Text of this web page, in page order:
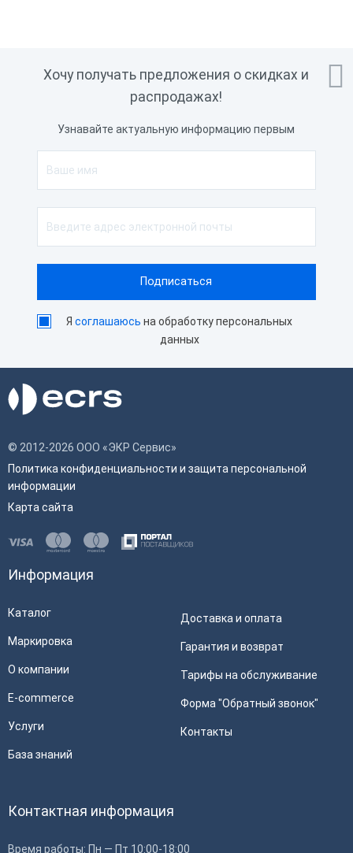

Хочу получать предложения о скидках и
распродажах!
Узнавайте актуальную информацию первым
Ясоглашаюсь на обработку персональных
данных
© 2012-2026 ООО «ЭКР Сервис»
Политика конфиденциальности и защита персональной
информации
Карта сайта
Информация
Каталог
Маркировка
О компании
E-commerce
Услуги
База знаний
Доставка и оплата
Гарантия и возврат
Тарифы на обслуживание
Форма "Обратный звонок"
Контакты
Контактная информация
Время работы: Пн — Пт 10:00-18:00